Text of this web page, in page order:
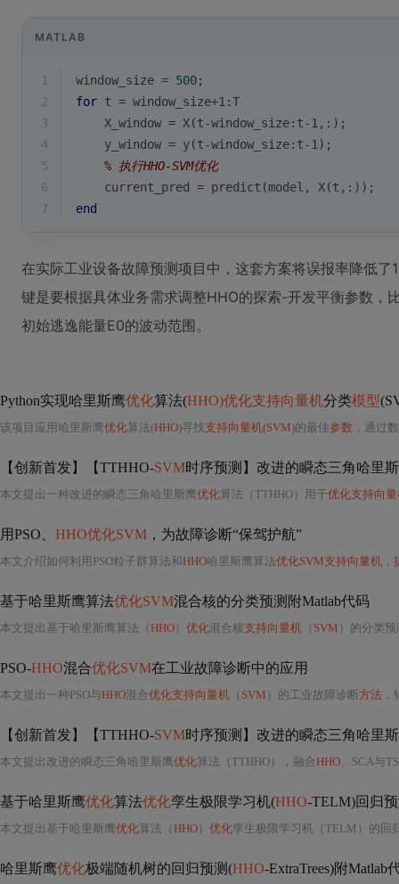
MATLAB
1 window_size = 500;
2
for t = window_size+1 :T
3
    X_window = X(t-window_size:t
-1 ,:);
4
    y_window = y(t-window_size:t
-1 );
5
% 执行HHO-SVM优化
6
    current_pred = predict(model, X(t,:));
7
end
在实际工业设备故障预测项目中，这套方案将误报率降低
键是要根据具体业务需求调整HHO的探索-开发平衡参数，
初始逃逸能量E0的波动范围。
Python实现哈里斯鹰优化算法(HHO)优化支持向量机分类模型
该项目应用哈里斯鹰优化算法(HHO)寻找支持向量机(SVM)的最佳参数 ，通过
【创新首发】【TTHHO-SVM时序预测】改进的瞬态三角哈里
本文提出一种改进的瞬态三角哈里斯鹰优化算法（TTHHO）用于优化支持向
用PSO、 HHO优化SVM ，为故障诊断“保驾护航”
本文介绍如何利用PSO粒子群算法和HHO哈里斯鹰算法优化SVM支持向量机 ，
基于哈里斯鹰算法优化SVM混合核的分类预测附Matlab代码
本文提出基于哈里斯鹰算法（HHO） 优化混合核支持向量机 （ SVM ）的分类预
PSO-HHO混合优化SVM在工业故障诊断中的应用
本文提出一种PSO与HHO混合优化支持向量机 （ SVM ）的工业故障诊断方法 ，
【创新首发】【TTHHO-SVM时序预测】改进的瞬态三角哈里
本文提出改进的瞬态三角哈里斯鹰优化算法（TTHHO），融合HHO、SCA与TSO优势
基于哈里斯鹰优化算法优化孪生极限学习机(HHO-TELM)回归
本文提出基于哈里斯鹰优化算法（HHO） 优化孪生极限学习机（TELM）的回
哈里斯鹰优化极端随机树的回归预测(HHO-ExtraTrees)附Matlab